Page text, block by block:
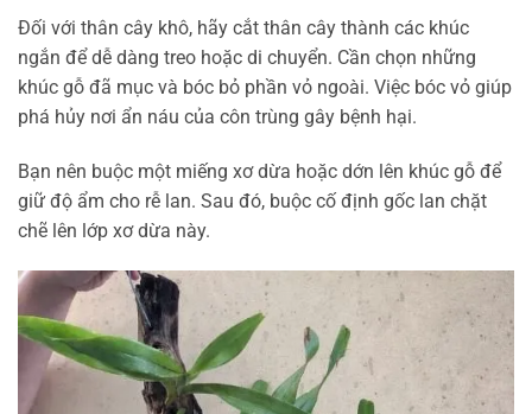
Đối với thân cây khô, hãy cắt thân cây thành các khúc
ngắn để dễ dàng treo hoặc di chuyển. Cần chọn những
khúc gỗ đã mục và bóc bỏ phần vỏ ngoài. Việc bóc vỏ giúp
phá hủy nơi ẩn náu của côn trùng gây bệnh hại.
Bạn nên buộc một miếng xơ dừa hoặc dớn lên khúc gỗ để
giữ độ ẩm cho rễ lan. Sau đó, buộc cố định gốc lan chặt
chẽ lên lớp xơ dừa này.